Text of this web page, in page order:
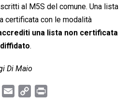
n
k
al M5S del comune. Una lista
certificata con le modalità
una lista non certificata
.
Di Maio